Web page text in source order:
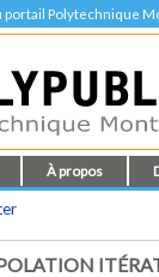
portail Polytechnique
À propos